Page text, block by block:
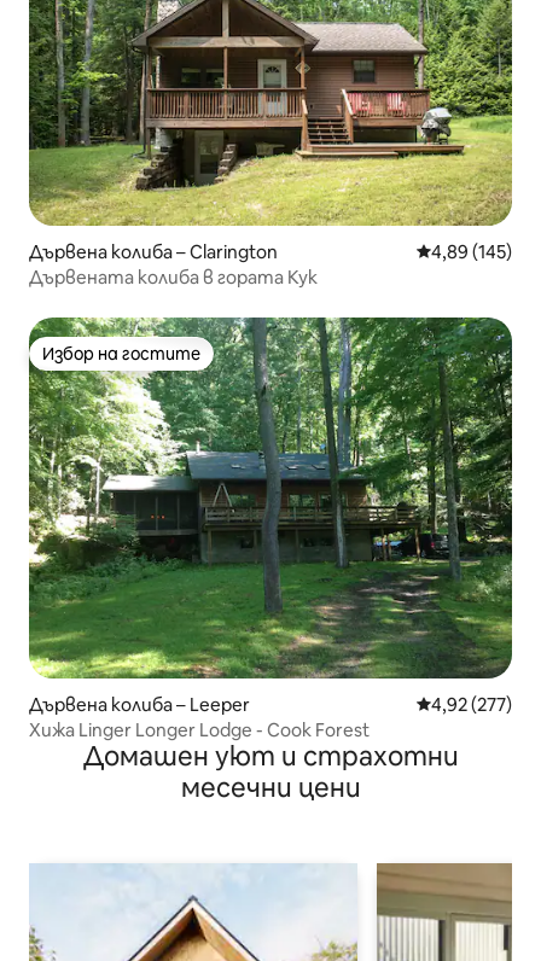
Дървена колиба – Clarington Средна
4,89 (145)
Дървената колиба в гората Кук
Избор на гостите
Избор на гостите
Дървена колиба – Leeper Средна
4,92 (277)
Хижа Linger Longer Lodge - Cook Forest
Домашен уют и страхотни
месечни цени